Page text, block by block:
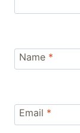
Name *
Email *